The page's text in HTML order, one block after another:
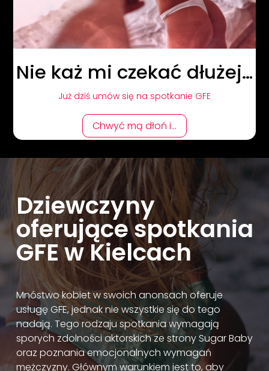
Nie każ mi czekać dłużej…
Już dziś umów się na spotkanie GFE
Chwyć mą dłoń i...
Dziewczyny
oferujące spotkania
GFE w Kielcach
Mnóstwo kobiet w swoich anonsach oferuje
usługę GFE, jednak nie wszystkie się do tego
nadają. Tego rodzaju spotkania wymagają
sporych zdolności aktorskich ze strony Sugar Baby
oraz poznania emocjonalnych wymagań
mężczyzny. Głównym warunkiem jest to, aby